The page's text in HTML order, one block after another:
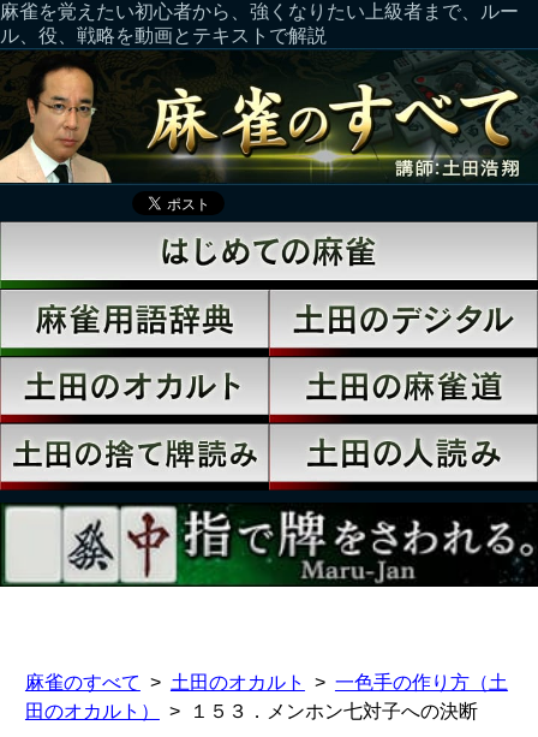
麻雀を覚えたい初心者から、強くなりたい上級者まで、ルー
ル、役、戦略を動画とテキストで解説
麻雀のすべて 土田のオカルト
一色手の作り方（土
田のオカルト）
１５３．メンホン七対子への決断